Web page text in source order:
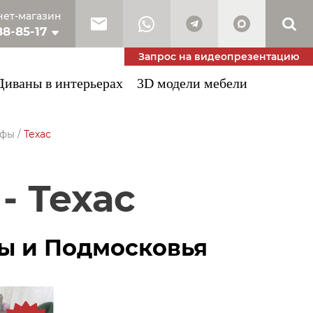
магазин
85-17
53-34
Запрос на видеопрезентацию
в интерьерах 3D модели мебели
/ Техас
Техас
и Подмосковья